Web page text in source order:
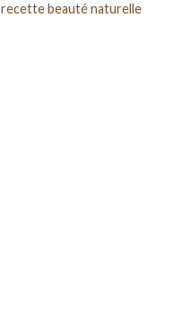
recette beauté naturelle